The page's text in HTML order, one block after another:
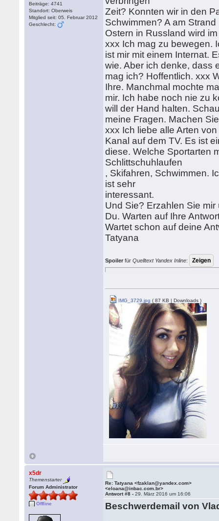
Beiträge: 4741
Standort: Oberweis
Mitglied seit: 05. Februar 2012
Geschlecht:
Zeit? Konnten wir in den
Schwimmen? A am
Ostern in Russland wird
xxx Ich mag zu bewegen.
ist mir mit einem Internat.
wie. Aber ich denke, dass
mag ich? Hoffentlich. xxx
Ihre. Manchmal mochte
mir. Ich habe noch nie zu
will der Hand halten.
meine Fragen. Machen
xxx Ich liebe alle Arten
Kanal auf dem TV. Es ist
diese. Welche Sportarten
Schlittschuhlaufen
, Skifahren, Schwimmen.
ist sehr
interessant.
Und Sie? Erzahlen Sie
Du. Warten auf Ihre
Wartet schon auf deine
Tatyana
Spoiler fürQuelltext Yandex Inline:
IMG_3729.jpg ( 87 KB | Downloads )
x5dr
Themenstarter
Forum Administrator
Offline
Re: Tatyana <fzaklan@yandex.com>
<eloana@inbac.com.br>
Antwort #8 -29. März 2016 um 16:06
Beschwerdemail von